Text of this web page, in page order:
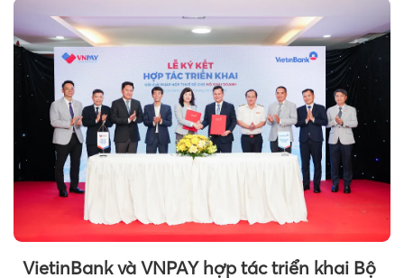
VietinBank và VNPAY hợp tác triển khai Bộ